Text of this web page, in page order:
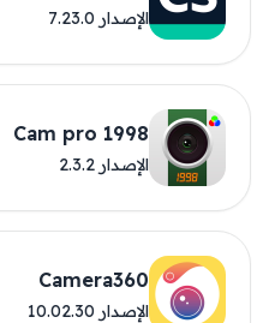
الإصدار 7.23.0
1998 Cam pro
الإصدار 2.3.2
Camera360
الإصدار 10.02.30